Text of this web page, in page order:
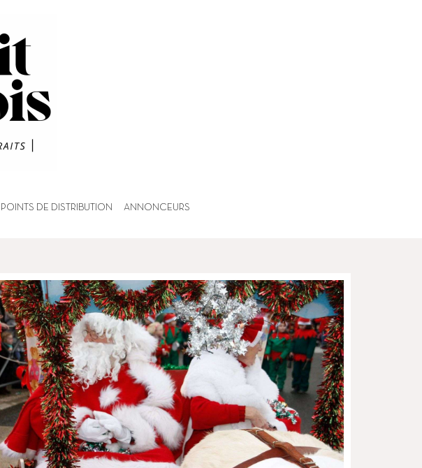
POINTS DE DISTRIBUTION ANNONCEURS